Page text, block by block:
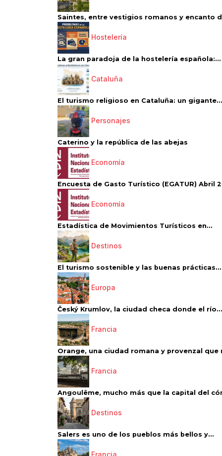
Saintes, entre vestigios romanos y encanto
Hostelería
La gran paradoja de la hostelería española:...
Cataluña
El turismo religioso en Cataluña: un gigante...
Personajes
Caterino y la república de las abejas
Economía
Encuesta de Gasto Turístico (EGATUR) Abril
Economía
Estadística de Movimientos Turísticos en...
Destinos
El turismo sostenible y las buenas prácticas...
Europa
Český Krumlov, la ciudad checa donde el río...
Francia
Orange, una ciudad romana y provenzal que
Francia
Angoulême, mucho más que la capital del
Destinos
Salers es uno de los pueblos más bellos y...
Francia